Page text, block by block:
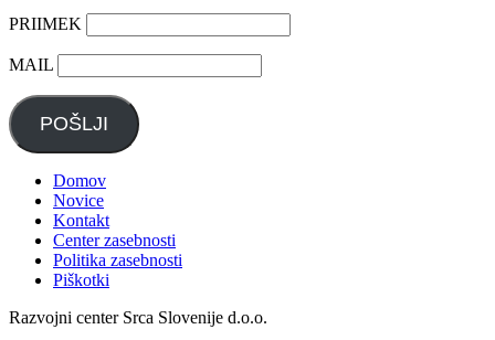
PRIIMEK
MAIL
POŠLJI
Domov
Novice
Kontakt
Center zasebnosti
Politika zasebnosti
Piškotki
Razvojni center Srca Slovenije d.o.o.